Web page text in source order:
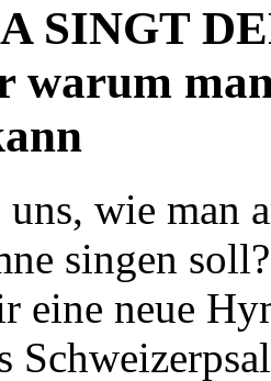
SINGT
warum
wie man
singen
eine neue